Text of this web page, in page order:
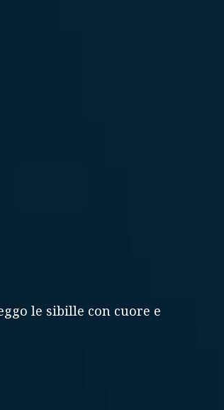
le sibille con cuore e